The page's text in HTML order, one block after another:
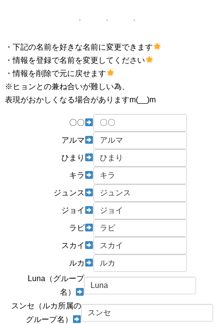
・下記の名前を好きな名前に変更できます
・情報を登録で名前を変更してください
・情報を削除で元に戻せます
※ヒョンとの兼ね合いが難しい為、
表現がおかしくなる場合がありますm(__)m
〇〇
アルマ
ひまり
キラ
ジュンス
ジョイ
ラビ
スカイ
ルカ
Luna（グループ
名）
スンセ（ルカ所属の
グループ名）